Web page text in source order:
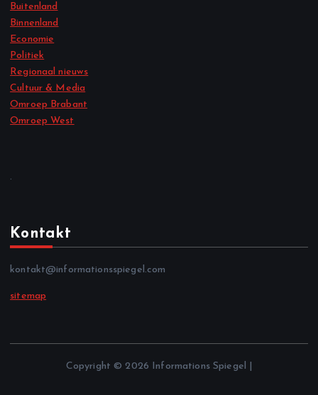
Buitenland
Binnenland
Economie
Politiek
Regionaal nieuws
Cultuur & Media
Omroep Brabant
Omroep West
.
Kontakt
kontakt@informationsspiegel.com
sitemap
Copyright © 2026 Informations Spiegel |